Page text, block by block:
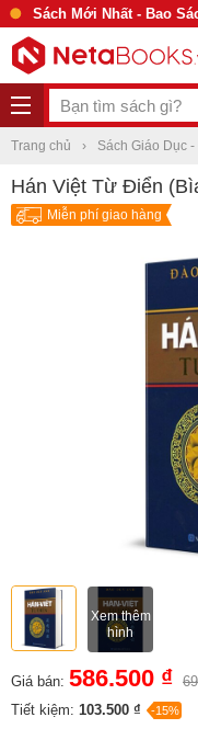
Sách Mới Nhất - Bao
Trang chủ Sách Giáo Dục
Hán Việt Từ Điển
Miễn phí giao hàng
Xem thêm
hình
Giá bán: 586.500 ₫
Tiết kiệm: 103.500 ₫ -15%